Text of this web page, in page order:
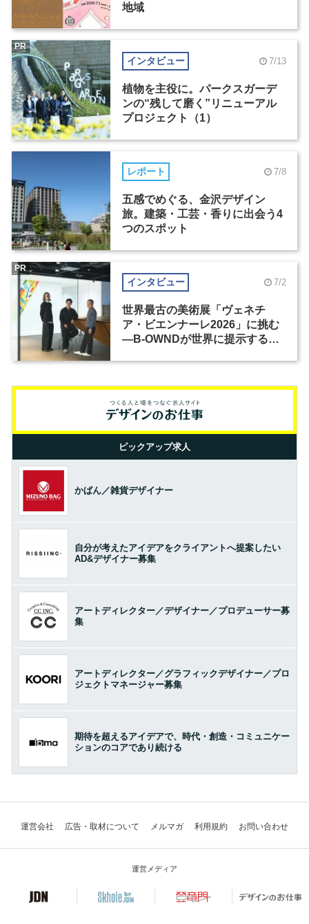
地域
インタビュー 7/13
植物を主役に。パークスガーデ
ンの“残して磨く”リニューアル
プロジェクト（1）
PR
レポート 7/8
五感でめぐる、金沢デザイン
旅。建築・工芸・香りに出会う4
つのスポット
インタビュー 7/2
世界最古の美術展「ヴェネチ
ア・ビエンナーレ2026」に挑む
―B-OWNDが世界に提示する美
PR
ピックアップ求人
かばん／雑貨デザイナー
自分が考えたアイデアをクライアントへ提案したい
AD&デザイナー募集
アートディレクター／デザイナー／プロデューサー募
集
アートディレクター／グラフィックデザイナー／プロ
ジェクトマネージャー募集
期待を超えるアイデアで、時代・創造・コミュニケー
ションのコアであり続ける
運営会社 広告・取材について メルマガ 利用規約 お問い合わせ
運営メディア